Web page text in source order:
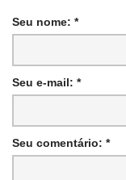
Seu nome: *
Seu e-mail: *
Seu comentário: *